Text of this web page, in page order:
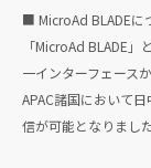
■ MicroAd BLADEに
「MicroAd BLADE
一インターフェース
APAC諸国において
信が可能となりました